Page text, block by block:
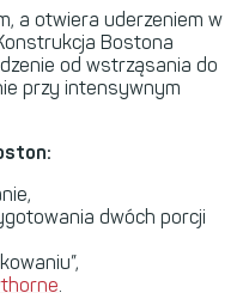
a otwiera uderzeniem w
Bostona
od wstrząsania do
przy intensywnym
dwóch porcji